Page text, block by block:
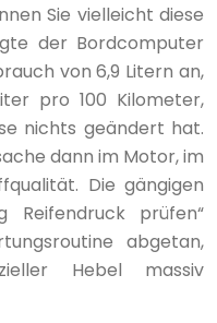
Sie vielleicht diese
der Bordcomputer
von 6,9 Litern an,
pro 100 Kilometer,
nichts geändert hat.
dann im Motor, im
Die gängigen
Reifendruck prüfen“
abgetan,
Hebel massiv